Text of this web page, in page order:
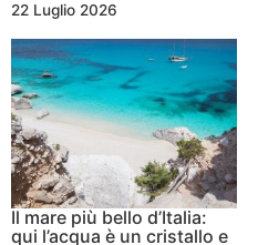
22 Luglio 2026
Il mare più bello d’Italia:
qui l’acqua è un cristallo e